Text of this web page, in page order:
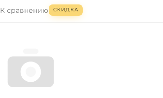
К сравнению СКИДКА